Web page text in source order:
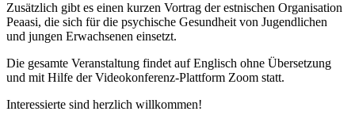
Zusätzlich gibt es einen kurzen Vortrag der estnischen Organisation
Peaasi, die sich für die psychische Gesundheit von Jugendlichen
und jungen Erwachsenen einsetzt.
Die gesamte Veranstaltung findet auf Englisch ohne Übersetzung
und mit Hilfe der Videokonferenz-Plattform Zoom statt.
Interessierte sind herzlich willkommen!